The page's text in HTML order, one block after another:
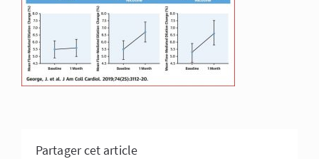
Partager cet article